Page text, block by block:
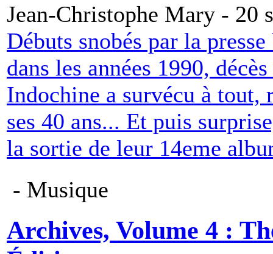
Jean-Christophe Mary - 20
Débuts snobés par la
dans les années 1990,
Indochine a survécu à tout,
ses 40 ans... Et puis
la sortie de leur 14eme
- Musique
Archives, Volume 4 :